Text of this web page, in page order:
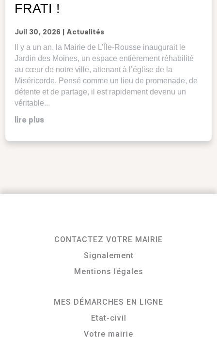
FRATI !
Juil 30, 2026 Actualités
Il y a un an, la Mairie de L’Île-Rousse inaugurait le
Jardin des Moines, un espace entièrement réhabilité
au cœur de notre ville, attenant à l’église de la
Miséricorde. Pensé comme un lieu de promenade, de
détente et de partage, il est rapidement devenu un
véritable...
lire plus
CONTACTEZ VOTRE MAIRIE
Signalement
Mentions légales
MES DÉMARCHES EN LIGNE
Etat-civil
Votre mairie